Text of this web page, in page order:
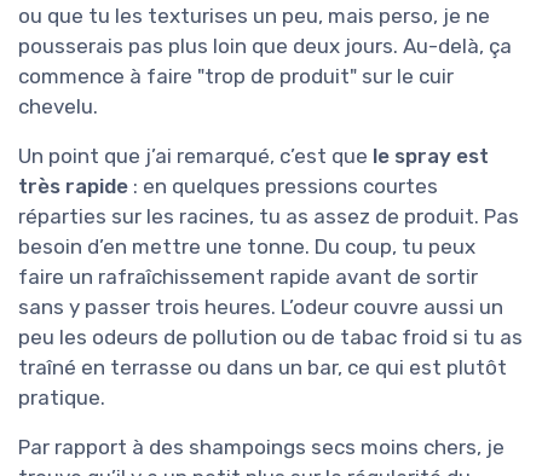
ou que tu les texturises un peu, mais perso, je ne
pousserais pas plus loin que deux jours. Au-delà, ça
commence à faire "trop de produit" sur le cuir
chevelu.
Un point que j’ai remarqué, c’est que le spray est
très rapide : en quelques pressions courtes
réparties sur les racines, tu as assez de produit. Pas
besoin d’en mettre une tonne. Du coup, tu peux
faire un rafraîchissement rapide avant de sortir
sans y passer trois heures. L’odeur couvre aussi un
peu les odeurs de pollution ou de tabac froid si tu as
traîné en terrasse ou dans un bar, ce qui est plutôt
pratique.
Par rapport à des shampoings secs moins chers, je